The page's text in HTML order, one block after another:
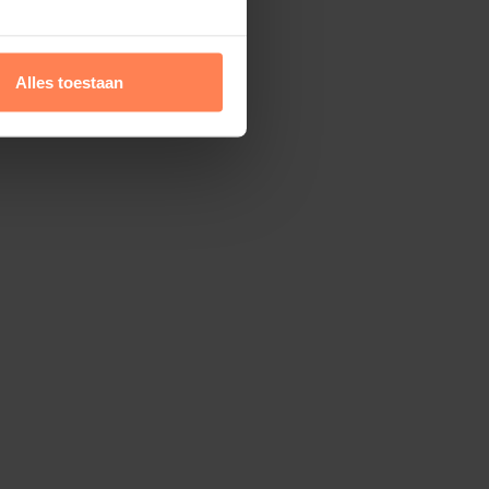
Alles toestaan
5 planten
selecteren en vervolgens het
kunt u eventueel nog wijzigen in uw
bij de hoogtemaat van de plant.
hoogte van de plant!